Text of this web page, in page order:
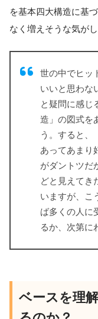
を基本四大構造に基
なく増えそうな気がし
世の中でヒッ
いいと思わな
と疑問に感じ
造」の図式を
う。すると、
あってあまり
がダントツだ
どと見えてき
いますが、こ
ば多くの人に
るか、次第に
ベースを理